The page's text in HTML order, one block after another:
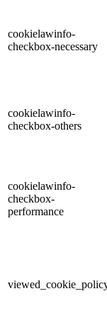
cookielawinfo-
checkbox-necessary
cookielawinfo-
checkbox-others
cookielawinfo-
checkbox-
performance